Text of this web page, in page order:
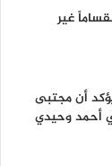
غير
أن مجتبى
أحمد وحيدي